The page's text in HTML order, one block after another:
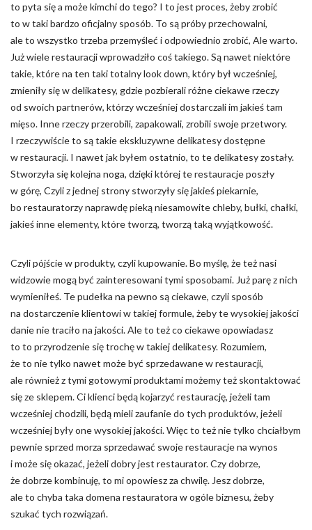
to pyta się a może kimchi do tego? I to jest proces, żeby zrobić
to w taki bardzo oficjalny sposób. To są próby przechowalni,
ale to wszystko trzeba przemyśleć i odpowiednio zrobić, Ale warto.
Już wiele restauracji wprowadziło coś takiego. Są nawet niektóre
takie, które na ten taki totalny look down, który był wcześniej,
zmieniły się w delikatesy, gdzie pozbierali różne ciekawe rzeczy
od swoich partnerów, którzy wcześniej dostarczali im jakieś tam
mięso. Inne rzeczy przerobili, zapakowali, zrobili swoje przetwory.
I rzeczywiście to są takie ekskluzywne delikatesy dostępne
w restauracji. I nawet jak byłem ostatnio, to te delikatesy zostały.
Stworzyła się kolejna noga, dzięki której te restauracje poszły
w górę, Czyli z jednej strony stworzyły się jakieś piekarnie,
bo restauratorzy naprawdę pieką niesamowite chleby, bułki, chałki,
jakieś inne elementy, które tworzą, tworzą taką wyjątkowość.
Czyli pójście w produkty, czyli kupowanie. Bo myślę, że też nasi
widzowie mogą być zainteresowani tymi sposobami. Już parę z nich
wymieniłeś. Te pudełka na pewno są ciekawe, czyli sposób
na dostarczenie klientowi w takiej formule, żeby te wysokiej jakości
danie nie traciło na jakości. Ale to też co ciekawe opowiadasz
to to przyrodzenie się trochę w takiej delikatesy. Rozumiem,
że to nie tylko nawet może być sprzedawane w restauracji,
ale również z tymi gotowymi produktami możemy też skontaktować
się ze sklepem. Ci klienci będą kojarzyć restaurację, jeżeli tam
wcześniej chodzili, będą mieli zaufanie do tych produktów, jeżeli
wcześniej były one wysokiej jakości. Więc to też nie tylko chciałbym
pewnie sprzed morza sprzedawać swoje restauracje na wynos
i może się okazać, jeżeli dobry jest restaurator. Czy dobrze,
że dobrze kombinuję, to mi opowiesz za chwilę. Jesz dobrze,
ale to chyba taka domena restauratora w ogóle biznesu, żeby
szukać tych rozwiązań.